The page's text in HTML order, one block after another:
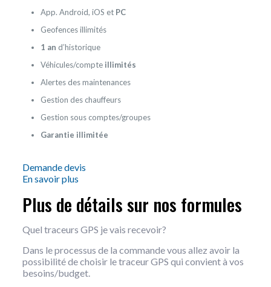
App. Android, iOS et PC
Geofences illimités
1 an d’historique
Véhicules/compte illimités
Alertes des maintenances
Gestion des chauffeurs
Gestion sous comptes/groupes
Garantie illimitée
Demande devis
En savoir plus
Plus de détails sur nos formules
Quel traceurs GPS je vais recevoir?
Dans le processus de la commande vous allez avoir la
possibilité de choisir le traceur GPS qui convient à vos
besoins/budget.